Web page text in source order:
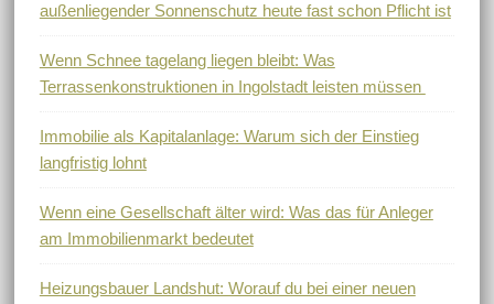
außenliegender Sonnenschutz heute fast schon Pflicht ist
Wenn Schnee tagelang liegen bleibt: Was
Terrassenkonstruktionen in Ingolstadt leisten müssen
Immobilie als Kapitalanlage: Warum sich der Einstieg
langfristig lohnt
Wenn eine Gesellschaft älter wird: Was das für Anleger
am Immobilienmarkt bedeutet
Heizungsbauer Landshut: Worauf du bei einer neuen